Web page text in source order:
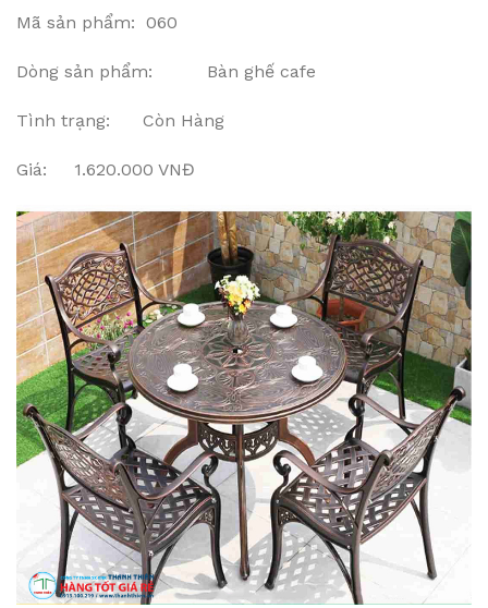
Mã sản phẩm: 060
Dòng sản phẩm: Bàn ghế cafe
Tình trạng: Còn Hàng
Giá: 1.620.000 VNĐ